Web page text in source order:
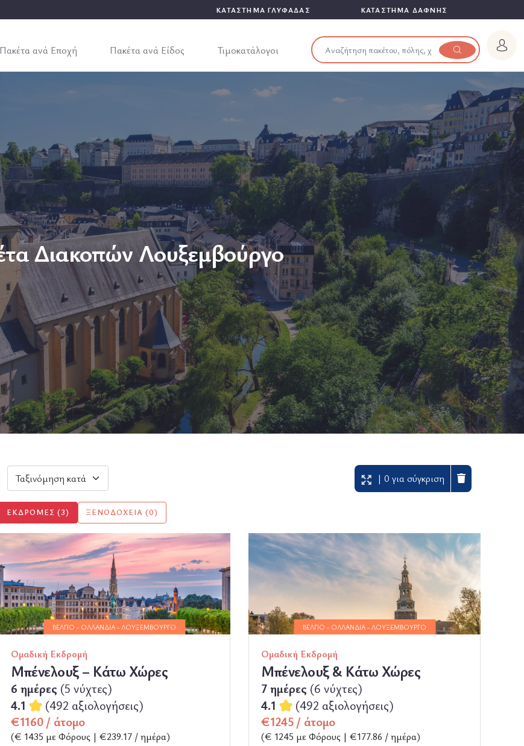
ΚΑΤΑΣΤΗΜΑ ΓΛΥΦΑΔΑΣ ΚΑΤΑΣΤΗΜΑ ΔΑΦΝΗΣ
Πακέτα ανά Εποχή Πακέτα ανά Είδος Τιμοκατάλογοι
Διακοπών Λουξεμβούργο
| 0 για σύγκριση
ΕΚΔΡΟΜΈΣ (3) ΞΕΝΟΔΟΧΕΊΑ (0)
ΒΈΛΓΙΟ - ΟΛΛΑΝΔΊΑ - ΛΟΥΞΕΜΒΟΎΡΓΟ
Ομαδική Εκδρομή
Μπένελουξ – Κάτω Χώρες
6 ημέρες (5 νύχτες)
4.1
(492 αξιολογήσεις)
€1160 / άτομο
(€ 1435 με Φόρους | €239.17 / ημέρα)
ΒΈΛΓΙΟ - ΟΛΛΑΝΔΊΑ - ΛΟΥΞΕΜΒΟΎΡΓΟ
Ομαδική Εκδρομή
Μπένελουξ & Κάτω Χώρες
7 ημέρες (6 νύχτες)
4.1
(492 αξιολογήσεις)
€1245 / άτομο
(€ 1245 με Φόρους | €177.86 / ημέρα)